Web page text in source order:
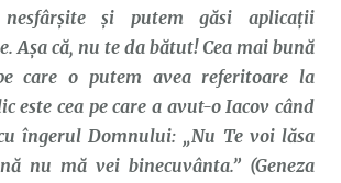
nesfârșite și putem găsi aplicații
Așa că, nu te da bătut! Cea mai bună
care o putem avea referitoare la
este cea pe care a avut-o Iacov când
îngerul Domnului: „Nu Te voi lăsa
nu mă vei binecuvânta.” (Geneza